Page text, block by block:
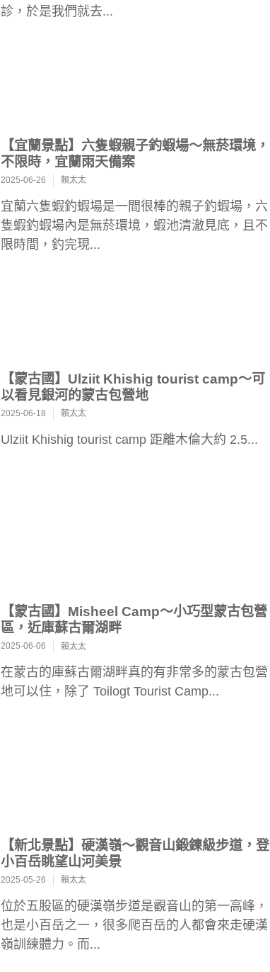
診，於是我們就去...
【宜蘭景點】六隻蝦親子釣蝦場～無菸環境，
不限時，宜蘭雨天備案
2025-06-26 賴太太
宜蘭六隻蝦釣蝦場是一間很棒的親子釣蝦場，六
隻蝦釣蝦場內是無菸環境，蝦池清澈見底，且不
限時間，釣完現...
【蒙古國】Ulziit Khishig tourist camp～可
以看見銀河的蒙古包營地
2025-06-18 賴太太
Ulziit Khishig tourist camp 距離木倫大約 2.5...
【蒙古國】Misheel Camp～小巧型蒙古包營
區，近庫蘇古爾湖畔
2025-06-06 賴太太
在蒙古的庫蘇古爾湖畔真的有非常多的蒙古包營
地可以住，除了 Toilogt Tourist Camp...
【新北景點】硬漢嶺～觀音山鍛鍊級步道，登
小百岳眺望山河美景
2025-05-26 賴太太
位於五股區的硬漢嶺步道是觀音山的第一高峰，
也是小百岳之一，很多爬百岳的人都會來走硬漢
嶺訓練體力。而...